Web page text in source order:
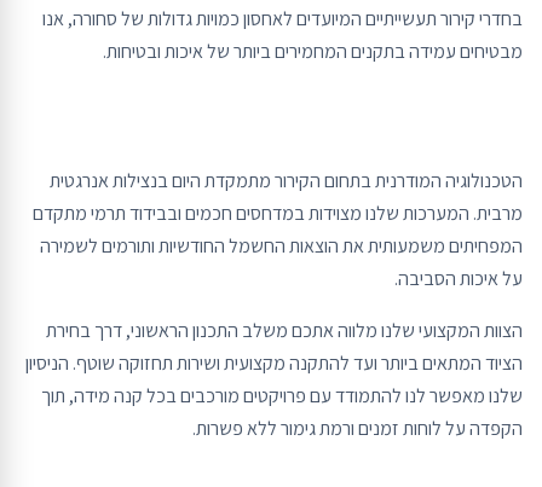
בחדרי קירור תעשייתיים המיועדים לאחסון כמויות גדולות של סחורה, אנו
מבטיחים עמידה בתקנים המחמירים ביותר של איכות ובטיחות.
הטכנולוגיה המודרנית בתחום הקירור מתמקדת היום בנצילות אנרגטית
מרבית. המערכות שלנו מצוידות במדחסים חכמים ובבידוד תרמי מתקדם
המפחיתים משמעותית את הוצאות החשמל החודשיות ותורמים לשמירה
על איכות הסביבה.
הצוות המקצועי שלנו מלווה אתכם משלב התכנון הראשוני, דרך בחירת
הציוד המתאים ביותר ועד להתקנה מקצועית ושירות תחזוקה שוטף. הניסיון
שלנו מאפשר לנו להתמודד עם פרויקטים מורכבים בכל קנה מידה, תוך
הקפדה על לוחות זמנים ורמת גימור ללא פשרות.